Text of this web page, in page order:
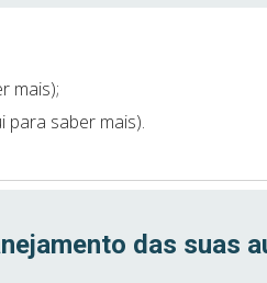
mais);
para saber mais).
das suas